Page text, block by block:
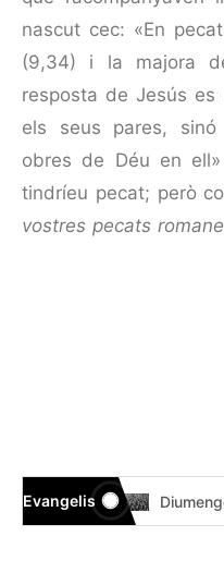
nascut cec: «En
(9,34) i la majora
resposta de Jesús
els seus pares,
obres de Déu en
tindríeu pecat; però
vostres pecats
Evangelis Diumenge XIX de durant l’any // Mt 14,22-33 Còdex Beza